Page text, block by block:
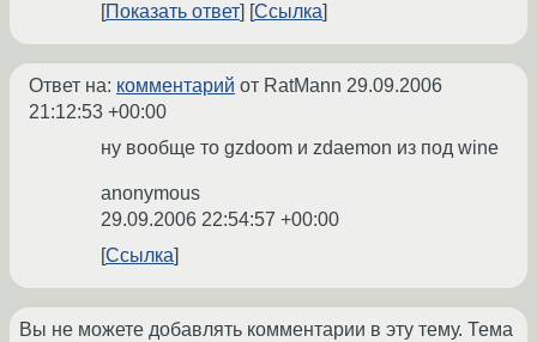
Показать ответ
Ссылка
Ответ на: комментарий от RatMann 29.09.2006
21:12:53 +00:00
ну вообще то gzdoom и zdaemon из под wine
anonymous
29.09.2006 22:54:57 +00:00
Ссылка
Вы не можете добавлять комментарии в эту тему. Тема